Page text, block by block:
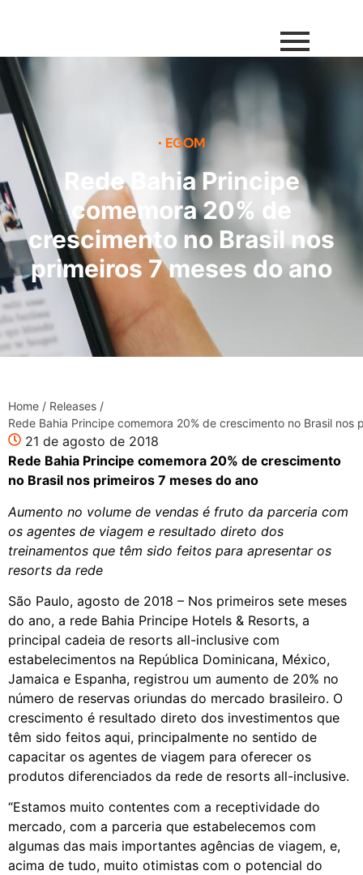
• EGOM
Rede Bahia Principe
comemora 20% de
crescimento no Brasil nos
primeiros 7 meses do ano
Home / Releases /
Rede Bahia Principe comemora 20% de crescimento no Brasil nos
21 de agosto de 2018
Rede Bahia Principe comemora 20% de crescimento
no Brasil nos primeiros 7 meses do ano
Aumento no volume de vendas é fruto da parceria com
os agentes de viagem e resultado direto dos
treinamentos que têm sido feitos para apresentar os
resorts da rede
São Paulo, agosto de 2018 – Nos primeiros sete meses
do ano, a rede Bahia Principe Hotels & Resorts, a
principal cadeia de resorts all-inclusive com
estabelecimentos na República Dominicana, México,
Jamaica e Espanha, registrou um aumento de 20% no
número de reservas oriundas do mercado brasileiro. O
crescimento é resultado direto dos investimentos que
têm sido feitos aqui, principalmente no sentido de
capacitar os agentes de viagem para oferecer os
produtos diferenciados da rede de resorts all-inclusive.
“Estamos muito contentes com a receptividade do
mercado, com a parceria que estabelecemos com
algumas das mais importantes agências de viagem, e,
acima de tudo, muito otimistas com o potencial do